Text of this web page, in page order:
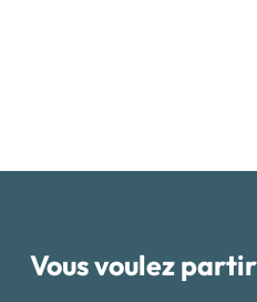
Vous voulez